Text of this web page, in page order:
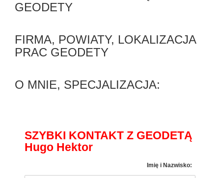
GEODETY
FIRMA, POWIATY, LOKALIZACJA
PRAC GEODETY
O MNIE, SPECJALIZACJA:
SZYBKI KONTAKT Z GEODETĄ
Hugo Hektor
Imię i Nazwisko: